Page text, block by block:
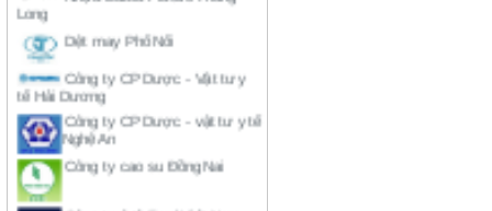
tế Hải Dương
Công ty CP Dược - vật tư y tế
Nghệ An
Công ty cao su Đồng Nai